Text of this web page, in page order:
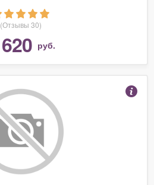
(Отзывы 30)
620 руб.